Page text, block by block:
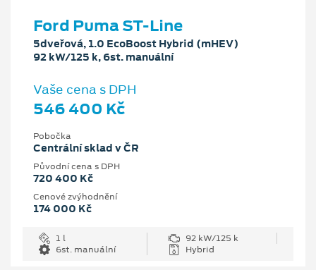
Ford Puma ST-Line
5dveřová, 1.0 EcoBoost Hybrid (mHEV)
92 kW/125 k, 6st. manuální
Vaše cena s DPH
546 400 Kč
Pobočka
Centrální sklad v ČR
Původní cena s DPH
720 400 Kč
Cenové zvýhodnění
174 000 Kč
1 l
92 kW/125 k
6st. manuální
Hybrid